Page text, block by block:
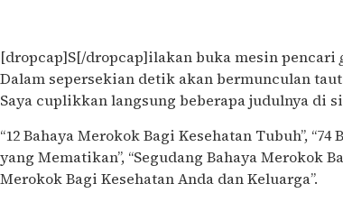
[dropcap]S[/dropcap]ilakan buka mesin pencari
Dalam sepersekian detik akan bermunculan
Saya cuplikkan langsung beberapa judulnya di
“12 Bahaya Merokok Bagi Kesehatan Tubuh”,
yang Mematikan”, “Segudang Bahaya Merokok
Merokok Bagi Kesehatan Anda dan Keluarga”.